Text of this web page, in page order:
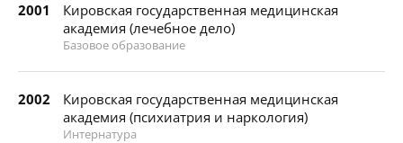
2001
Кировская государственная медицинская
академия (лечебное дело)
Базовое образование
2002
Кировская государственная медицинская
академия (психиатрия и наркология)
Интернатура